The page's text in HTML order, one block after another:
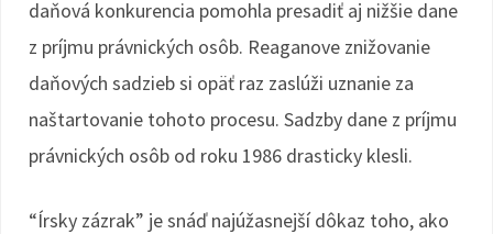
daňová konkurencia pomohla presadiť aj nižšie dane
z príjmu právnických osôb. Reaganove znižovanie
daňových sadzieb si opäť raz zaslúži uznanie za
naštartovanie tohoto procesu. Sadzby dane z príjmu
právnických osôb od roku 1986 drasticky klesli.
“Írsky zázrak” je snáď najúžasnejší dôkaz toho, ako